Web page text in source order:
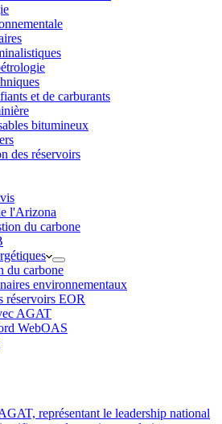
et de carburants
bitumineux
des réservoirs
l'Arizona
du carbone
du carbone
environnementaux
réservoirs EOR
AGAT
WebOAS